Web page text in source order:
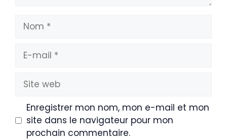
Nom
mail
Site
web
Enregistrer mon nom, mon e-mail et mon
site dans le navigateur pour mon
prochain commentaire.